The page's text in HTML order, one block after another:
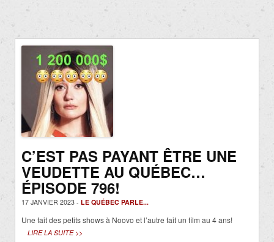
C’EST PAS PAYANT ÊTRE UNE
VEUDETTE AU QUÉBEC…
ÉPISODE 796!
17 JANVIER 2023 - LE QUÉBEC PARLE...
Une fait des petits shows à Noovo et l’autre fait un film au 4 ans!
LIRE LA SUITE >>